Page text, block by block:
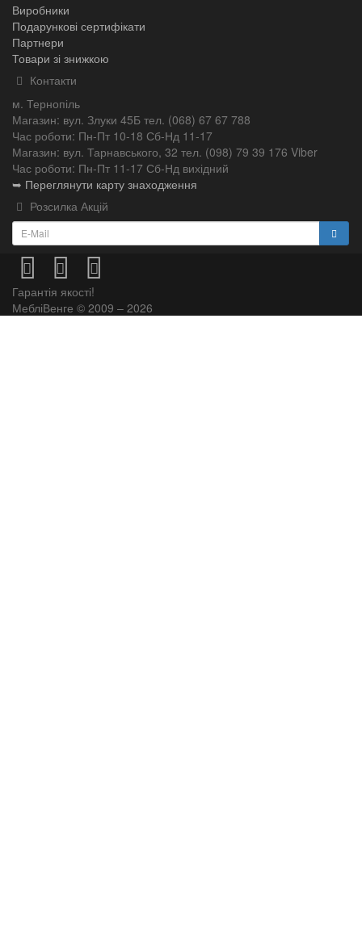
Виробники
Подарункові сертифікати
Партнери
Товари зі знижкою
Контакти
м. Тернопіль
Магазин: вул. Злуки 45Б тел. (068) 67 67 788
Час роботи: Пн-Пт 10-18 Сб-Нд 11-17
Магазин: вул. Тарнавського, 32 тел. (098) 79 39 176 Viber
Час роботи: Пн-Пт 11-17 Сб-Нд вихідний
➥ Переглянути карту знаходження
Розсилка Акцій
Гарантія якості!
МебліВенге © 2009 – 2026